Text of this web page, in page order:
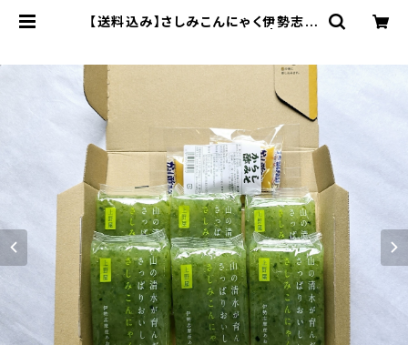
【送料込み】さしみこんにゃく伊勢志摩